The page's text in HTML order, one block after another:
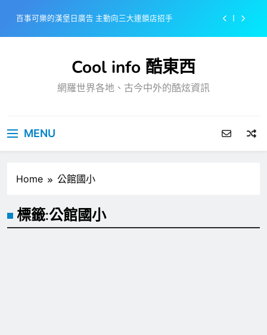
content
百事可樂的漢堡日廣告 主動向三大連鎖店招手
戴著金牌的醬油瓶 市佔率第一的龜甲萬廣告
感動落淚也笑到流淚的斷髮式
Cool info 酷東西
網羅世界各地、古今中外的酷炫資訊
MENU
Home 公館國小
標籤:公館國小